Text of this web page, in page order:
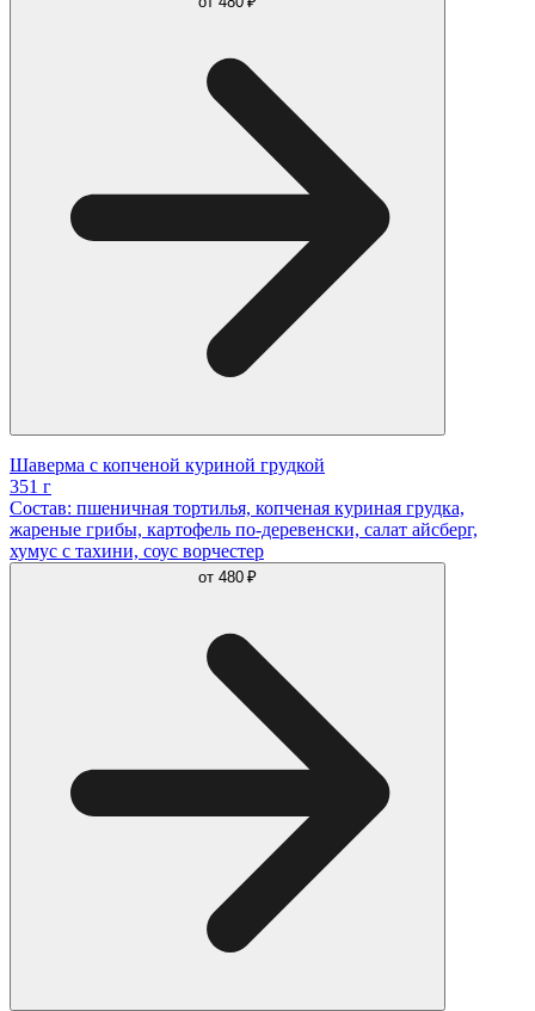
Шаверма с копченой куриной грудкой
351 г
Состав: пшеничная тортилья, копченая куриная грудка,
жареные грибы, картофель по-деревенски, салат айсберг,
хумус с тахини, соус ворчестер
от 480 ₽